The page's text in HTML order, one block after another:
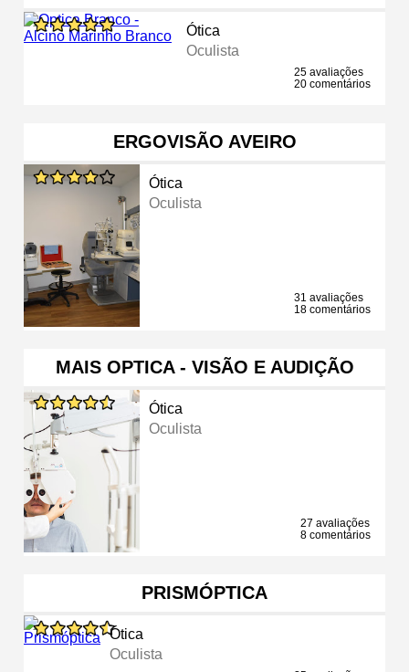
Ótica
Oculista
25 avaliações
20 comentários
ERGOVISÃO AVEIRO
Ótica
Oculista
31 avaliações
18 comentários
MAIS OPTICA - VISÃO E AUDIÇÃO
Ótica
Oculista
27 avaliações
8 comentários
PRISMÓPTICA
Ótica
Oculista